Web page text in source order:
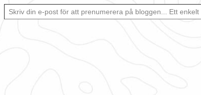
Hoppa
Skriv din e-post för att prenumerera på bloggen… Ett enkelt sätt att hålla sig uppdaterad automatiskt.